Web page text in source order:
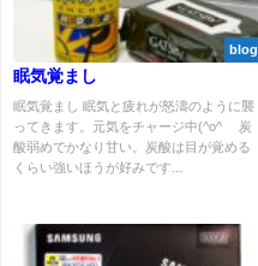
blog
眠気覚まし
眠気覚まし 眠気と疲れが怒濤のように襲
ってきます。元気をチャージ中(^o^ゞ 炭
酸弱めでかなり甘い。炭酸は目が覚める
くらい強いほうが好みです...